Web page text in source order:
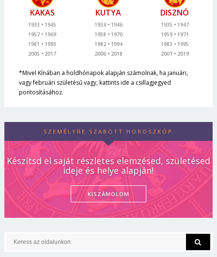
KAKAS
1933
1945
1957
1969
1981
1993
2005
2017
KUTYA
1934
1946
1958
1970
1982
1994
2006
2018
DISZNÓ
1935
1947
1959
1971
1983
1995
2007
2019
*Mivel Kínában a holdhónapok alapján számolnak, ha januári,
vagy februári születésű vagy, kattints ide a csillagjegyed
pontosításához.
SZEMÉLYRE SZABOTT HOROSZKÓP
Készítsd el saját részletes elemzésed, születésed
ideje és helye alapján!
KISZÁMOLOM